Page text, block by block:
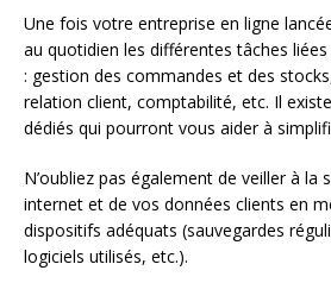
Une fois votre entreprise en ligne
au quotidien les différentes tâches
: gestion des commandes et des
relation client, comptabilité, etc. Il
dédiés qui pourront vous aider à
N’oubliez pas également de veiller à la
internet et de vos données clients en
dispositifs adéquats (sauvegardes
logiciels utilisés, etc.).